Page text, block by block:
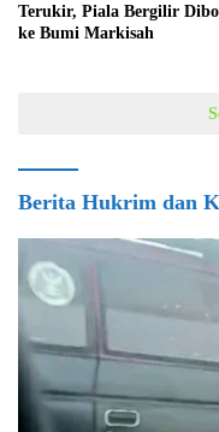
Terukir, Piala Bergilir
ke Bumi Markisah
Berita Hukrim dan